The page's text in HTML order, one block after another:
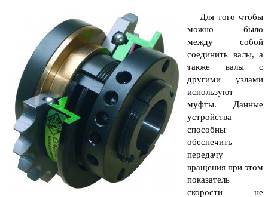
Для того чтобы
можно было
между собой
соединить валы, а
также валы с
другими узлами
используют
муфты. Данные
устройства
способны
обеспечить
передачу
вращения при этом
показатель
скорости не